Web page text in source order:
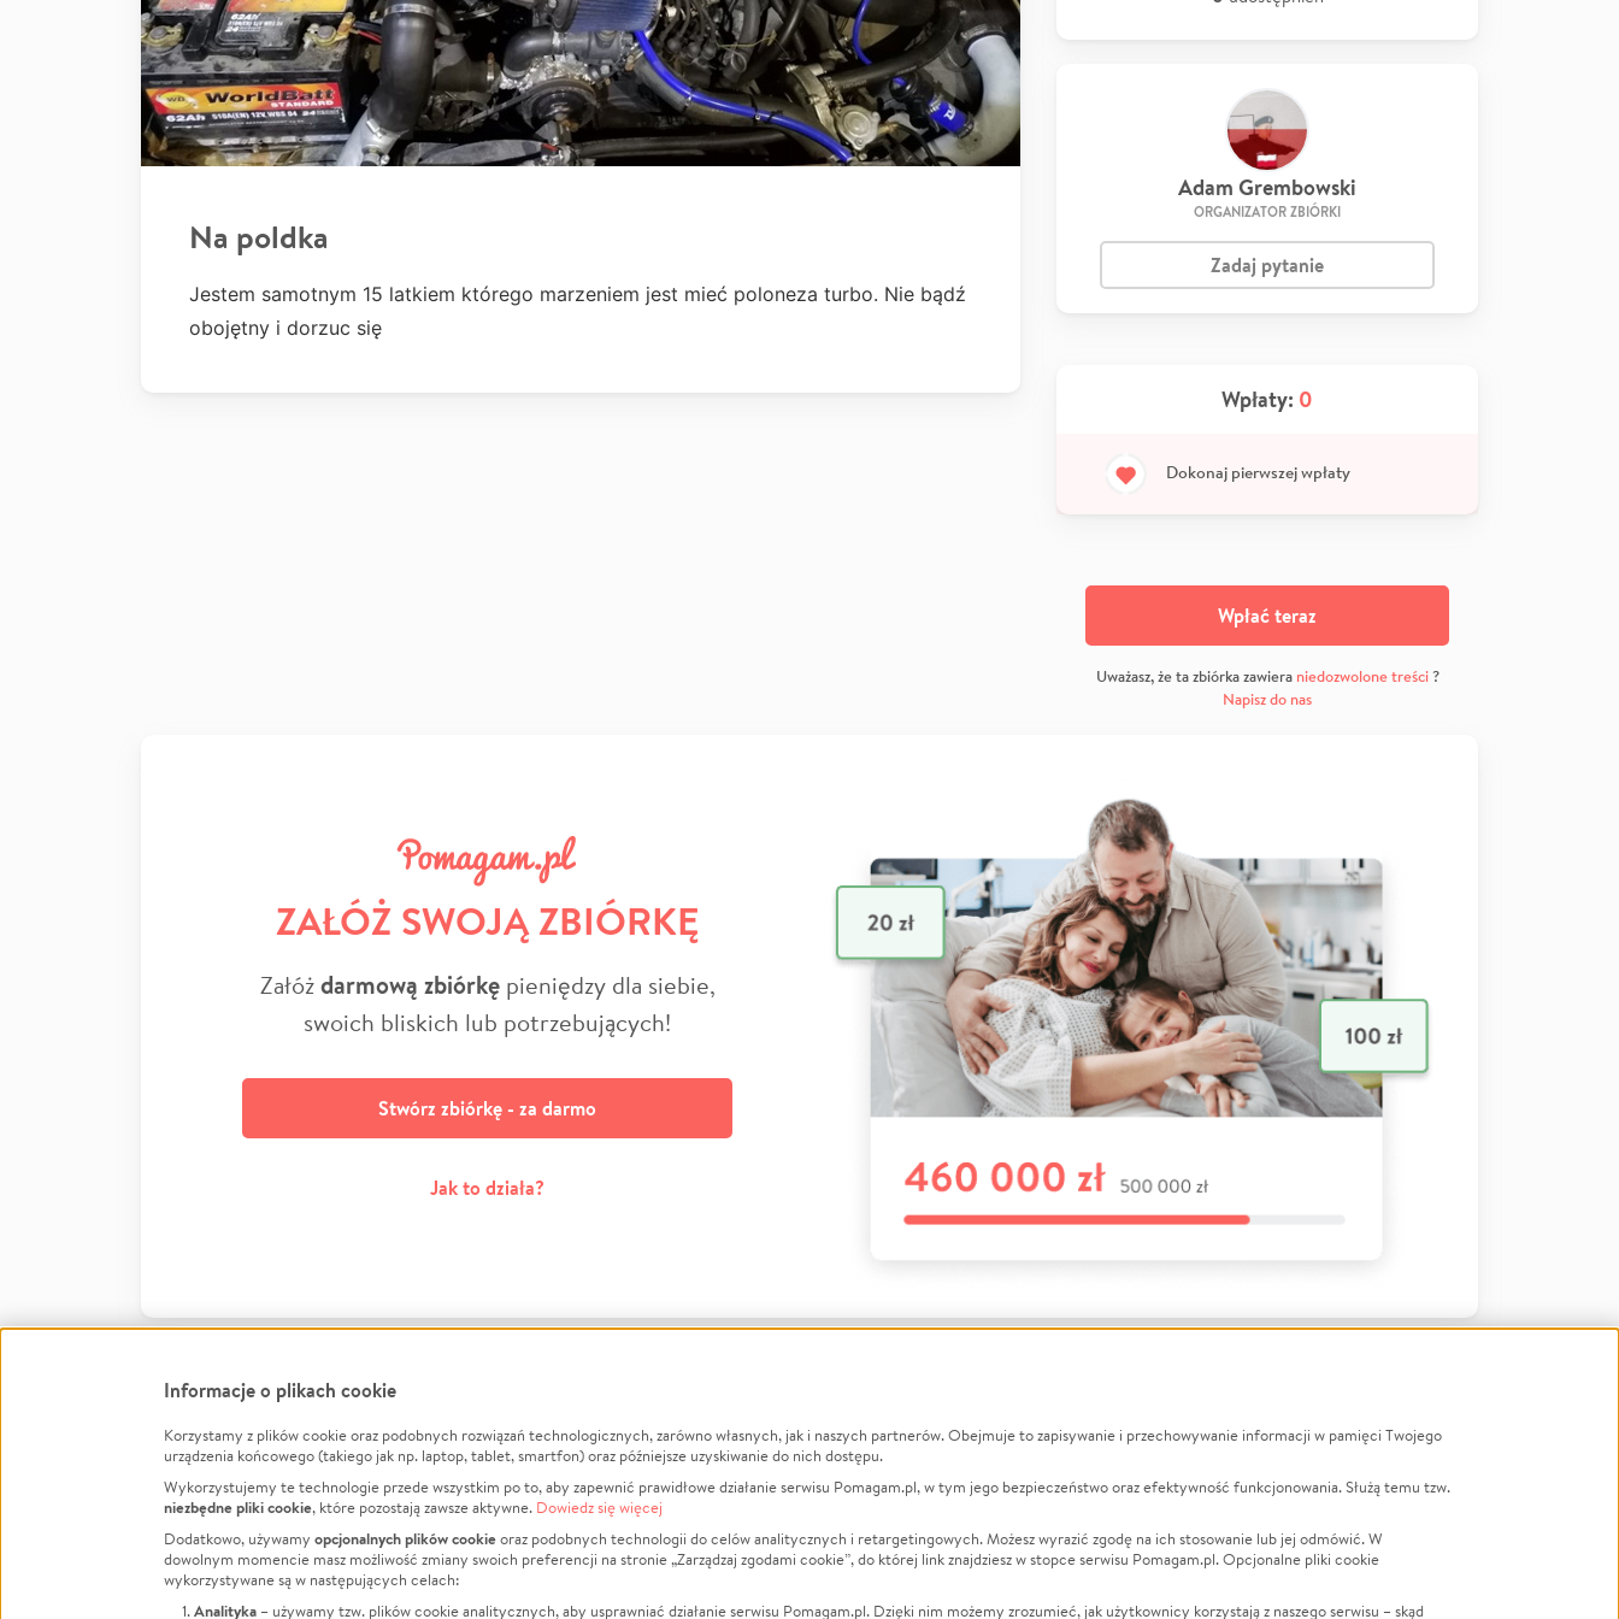
Na poldka
Jestem samotnym 15 latkiem którego marzeniem jest mieć poloneza turbo. Nie bądź
obojętny i dorzuc się
Adam Grembowski
ORGANIZATOR ZBIÓRKI
Zadaj pytanie
Wpłaty: 0
Dokonaj pierwszej wpłaty
Wpłać teraz
Uważasz, że ta zbiórka zawiera niedozwolone treści?
Napisz do nas
ZAŁÓŻ SWOJĄ ZBIÓRKĘ
Załóżdarmową zbiórkępieniędzy dla siebie,
swoich bliskich lub potrzebujących!
Stwórz zbiórkę - za darmo
Jak to działa?
FacebookTwitter Instagram
LinkedInTikTok Youtube
Informacje
Jak to działa?
Regulamin
Polityka Prywatności
O nas
Opinie
Raporty
Za darmo
Zbieraj na
Leczenie
Zwierzęta
Pożar
LGBTQ+
Powódź
Wichura
Informacje o plikach cookie
Korzystamy z plików cookie oraz podobnych rozwiązań technologicznych, zarówno własnych, jak i naszych partnerów. Obejmuje to zapisywanie i przechowywanie informacji w pamięci Twojego
urządzenia końcowego (takiego jak np. laptop, tablet, smartfon) oraz późniejsze uzyskiwanie do nich dostępu.
Wykorzystujemy te technologie przede wszystkim po to, aby zapewnić prawidłowe działanie serwisu Pomagam.pl, w tym jego bezpieczeństwo oraz efektywność funkcjonowania. Służą temu tzw.
niezbędne pliki cookie, które pozostają zawsze aktywne. Dowiedz się więcej
Dodatkowo, używamy opcjonalnych plików cookieoraz podobnych technologii do celów analitycznych i retargetingowych. Możesz wyrazić zgodę na ich stosowanie lub jej odmówić. W
dowolnym momencie masz możliwość zmiany swoich preferencji na stronie „Zarządzaj zgodami cookie”, do której link znajdziesz w stopce serwisu Pomagam.pl. Opcjonalne pliki cookie
wykorzystywane są w następujących celach:
Analityka – używamy tzw. plików cookie analitycznych, aby usprawniać działanie serwisu Pomagam.pl. Dzięki nim możemy zrozumieć, jak użytkownicy korzystają z naszego serwisu – skąd